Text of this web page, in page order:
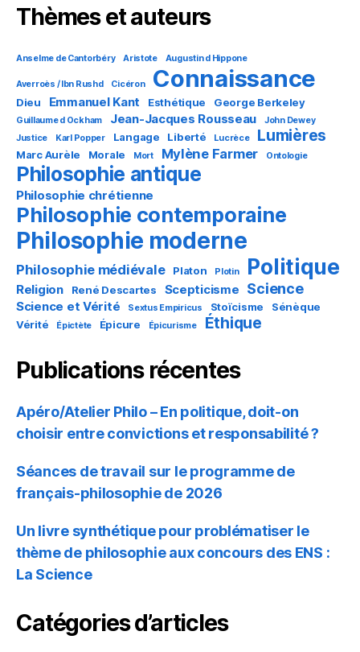
Thèmes et auteurs
Anselme de Cantorbéry Aristote Augustin d Hippone
Averroès / Ibn Rushd Cicéron Connaissance
Dieu Emmanuel Kant Esthétique George Berkeley
Guillaume d Ockham Jean-Jacques Rousseau
John Dewey
Justice
Karl Popper Langage Liberté Lucrèce Lumières
Marc Aurèle Morale Mort Mylène Farmer Ontologie
Philosophie antique
Philosophie chrétienne
Philosophie contemporaine
Philosophie moderne
Philosophie médiévale Platon Plotin Politique
Religion René Descartes Scepticisme Science
Science et Vérité Sextus Empiricus Stoïcisme
Sénèque
Vérité
Épictète Épicure Épicurisme Éthique
Publications récentes
Apéro/Atelier Philo – En politique, doit-on
choisir entre convictions et responsabilité ?
Séances de travail sur le programme de
français-philosophie de 2026
Un livre synthétique pour problématiser le
thème de philosophie aux concours des ENS :
La Science
Catégories d’articles